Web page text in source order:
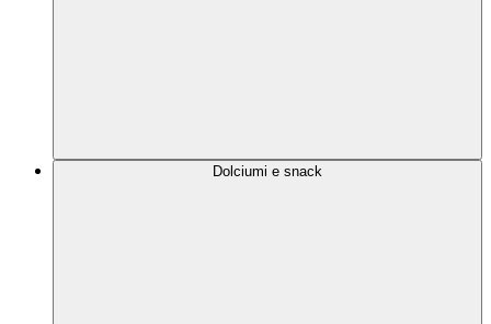
Dolciumi e snack